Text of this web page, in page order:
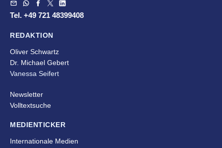
Tel. +49 721 48399408
REDAKTION
Oliver Schwartz
Dr. Michael Gebert
Vanessa Seifert
Newsletter
Volltextsuche
MEDIENTICKER
Internationale Medien